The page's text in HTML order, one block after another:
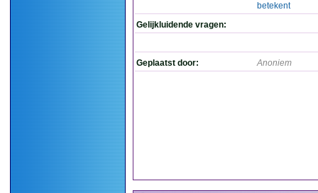
betekent
Gelijkluidende vragen:
Geplaatst door: Anoniem